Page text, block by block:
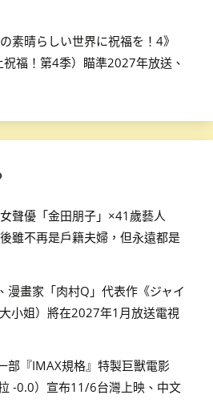
素晴らしい世界に祝福を！4》
祝福！第4季）瞄準2027年放送、
聲優「金田朋子」×41歲藝人
雖不再是戶籍夫婦，但永遠都是
漫畫家「肉村Q」代表作《ジャイ
小姐）將在2027年1月放送電視
部『IMAX規格』特製巨獸電影
-0.0）宣布11/6台灣上映、中文